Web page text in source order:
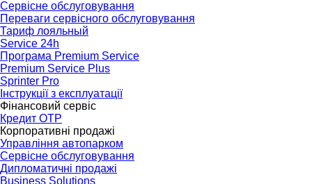
Сервісне обслуговування
Переваги сервісного обслуговування
Тариф лояльный
Service 24h
Програма Premium Service
Premium Service Plus
Sprinter Pro
Інструкції з експлуатації
Фінансовий сервіс
Кредит OTP
Корпоративні продажі
Управління автопарком
Сервісне обслуговування
Дипломатичні продажі
Business Solutions